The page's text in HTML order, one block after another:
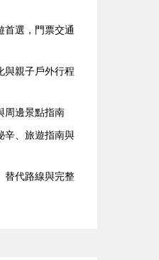
首選，門票交通
與親子戶外行程
周邊景點指南
辛、旅遊指南與
替代路線與完整